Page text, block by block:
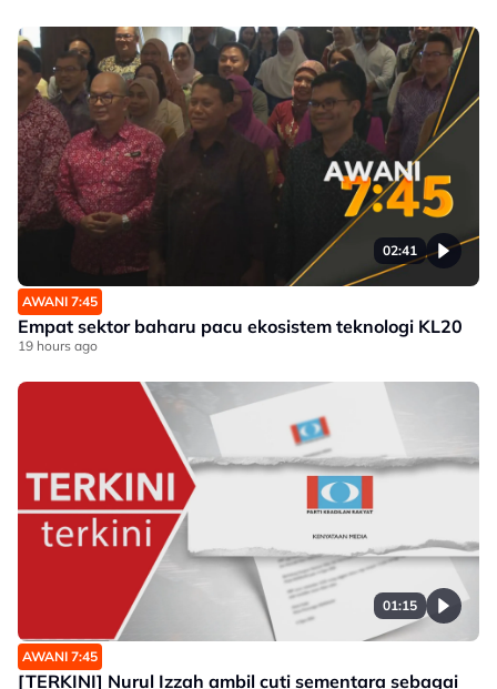
02:41
AWANI 7:45
Empat sektor baharu pacu ekosistem teknologi KL20
19 hours ago
01:15
AWANI 7:45
[TERKINI] Nurul Izzah ambil cuti sementara sebagai